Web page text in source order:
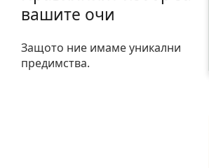
вашите очи
Защото ние имаме уникални
предимства.